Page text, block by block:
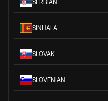
SERBIAN
SINHALA
SLOVAK
SLOVENIAN